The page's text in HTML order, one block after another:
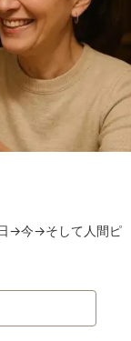
→今→そして人間ピ